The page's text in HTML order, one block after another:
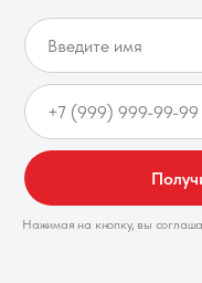
Нажимая на кнопку, вы